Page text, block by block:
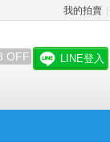
我的拍賣
OFF LINE登入